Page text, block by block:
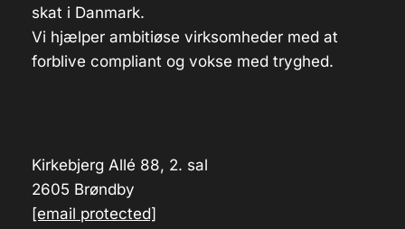
skat i Danmark.
Vi hjælper ambitiøse virksomheder med at
forblive compliant og vokse med tryghed.
Kirkebjerg Allé 88, 2. sal
2605 Brøndby
[email protected]